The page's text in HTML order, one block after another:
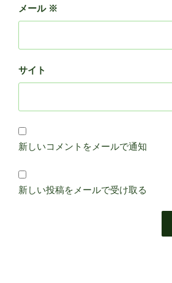
メール ※
サイト
新しいコメントをメールで通知
新しい投稿をメールで受け取る